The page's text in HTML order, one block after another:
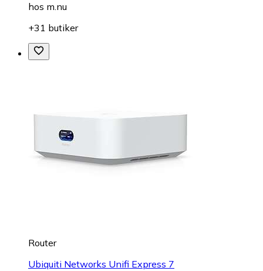
hos m.nu
+31 butiker
Router
Ubiquiti Networks Unifi Express 7